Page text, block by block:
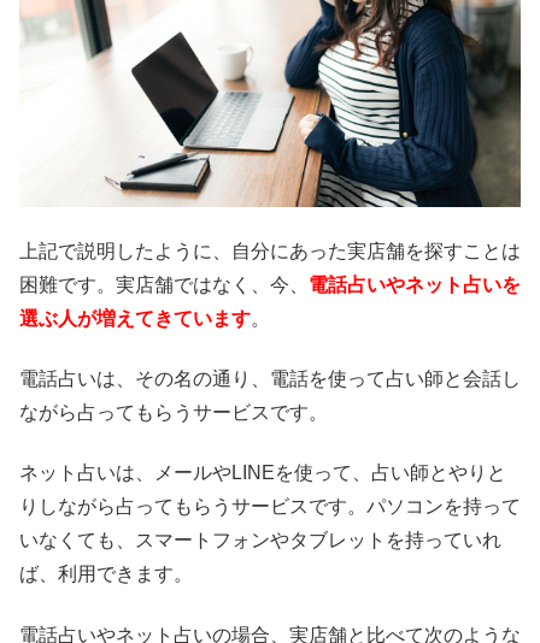
上記で説明したように、自分にあった実店舗を探すことは
困難です。実店舗ではなく、今、 電話占いやネット占いを
選ぶ人が増えてきています。
電話占いは、その名の通り、電話を使って占い師と会話し
ながら占ってもらうサービスです。
ネット占いは、メールやLINEを使って、占い師とやりと
りしながら占ってもらうサービスです。パソコンを持って
いなくても、スマートフォンやタブレットを持っていれ
ば、利用できます。
電話占いやネット占いの場合、実店舗と比べて次のような